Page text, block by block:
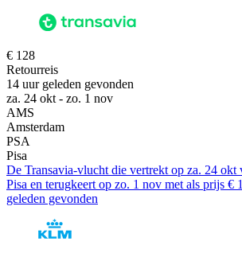
€ 128
Retourreis
14 uur geleden gevonden
za. 24 okt - zo. 1 nov
AMS
Amsterdam
PSA
Pisa
De Transavia-vlucht die vertrekt op za. 24 okt
Pisa en terugkeert op zo. 1 nov met als prijs €
geleden gevonden